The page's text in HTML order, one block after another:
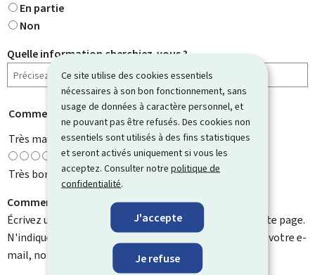
Ce site utilise des cookies essentiels
nécessaires à son bon fonctionnement, sans
usage de données à caractère personnel, et
ne pouvant pas être refusés. Des cookies non
essentiels sont utilisés à des fins statistiques
et seront activés uniquement si vous les
acceptez. Consulter notrepolitique de
confidentialité.
J'accepte
Je refuse
En partie
Non
Quelle information cherchiez-vous ?
Comment évaluez-vous cette page ? *
Très mauvaise
Très bonne
Comment pouvons-nous l'améliorer ?
Écrivez un commentaire et aidez-nous à améliorer cette page.
N'indiquez pas d'informations personnelles telles que votre e-
mail, nom, numéro de téléphone, etc.